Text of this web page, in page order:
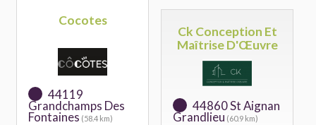
Cocotes
44119
Grandchamps Des
Fontaines (58.4 km)
Ck Conception Et
Maîtrise D'Œuvre
44860 St Aignan
Grandlieu (60.9 km)